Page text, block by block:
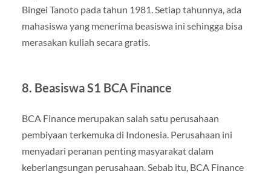
Bingei Tanoto pada tahun 1981. Setiap tahunnya, ada
mahasiswa yang menerima beasiswa ini sehingga bisa
merasakan kuliah secara gratis.
8. Beasiswa S1 BCA Finance
BCA Finance merupakan salah satu perusahaan
pembiyaan terkemuka di Indonesia. Perusahaan ini
menyadari peranan penting masyarakat dalam
keberlangsungan perusahaan. Sebab itu, BCA Finance